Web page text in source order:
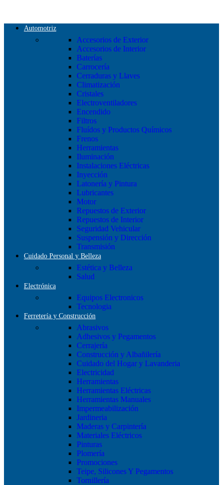
Automotriz
Accesorios de Exterior
Accesorios de Interior
Baterías
Carrocería
Cerraduras y Llaves
Climatización
Cristales
Electroventiladores
Encendido
Filtros
Fluídos y Productos Químicos
Frenos
Herramientas
Iluminación
Instalaciones Eléctricas
Inyección
Latonería y Pintura
Lubricantes
Motor
Repuestos de Exterior
Repuestos de Interior
Seguridad Vehicular
Suspensión y Dirección
Transmisión
Cuidado Personal y Belleza
Estética y Belleza
Salud
Electrónica
Equipos Electronicos
Tecnologia
Ferretería y Construcción
Abrasivos
Adhesivos y Pegamentos
Cerrajería
Construcción y Albañilería
Cuidado del Hogar y Lavanderia
Electricidad
Herramientas
Herramientas Eléctricas
Herramientas Manuales
Impermeabilización
Jardineria
Maderas y Carpintería
Materiales Eléctricos
Pinturas
Plomería
Promociones
Teipe, Silicones Y Pegamentos
Tornillería